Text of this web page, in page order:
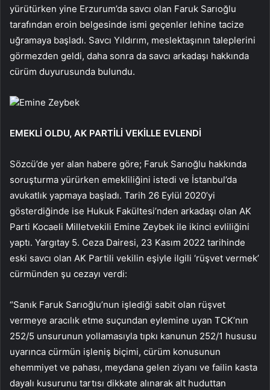
yürütürken yine Erzurum’da savcı olan Faruk Sarıoğlu
tarafından eroin belgesinde ismi geçenler lehine tacize
uğramaya başladı. Savcı Yıldırım, meslektaşının taleplerini
görmezden geldi, daha sonra da savcı arkadaşı hakkında
cürüm duyurusunda bulundu.
Emine Zeybek
EMEKLİ OLDU, AK PARTİLİ VEKİLLE EVLENDİ
Sözcü’de yer alan habere göre; Faruk Sarıoğlu hakkında
soruşturma yürürken emekliliğini istedi ve İstanbul’da
avukatlık yapmaya başladı. Tarih 26 Eylül 2020’yi
gösterdiğinde ise Hukuk Fakültesi’nden arkadaşı olan AK
Parti Kocaeli Milletvekili Emine Zeybek ile ikinci evliliğini
yaptı. Yargıtay 5. Ceza Dairesi, 23 Kasım 2022 tarihinde
eski savcı olan AK Partili vekilin eşiyle ilgili ‘rüşvet vermek’
cürmünden şu cezayı verdi:
“Sanık Faruk Sarıoğlu’nun işlediği sabit olan rüşvet
vermeye aracılık etme suçundan eylemine uyan TCK’nın
252/5 unsurunun yollamasıyla tıpkı kanunun 252/1 hususu
uyarınca cürmün işleniş biçimi, cürüm konusunun
ehemmiyet ve pahası, meydana gelen ziyanı ve failin kasta
dayalı kusurunu tartısı dikkate alınarak alt huduttan